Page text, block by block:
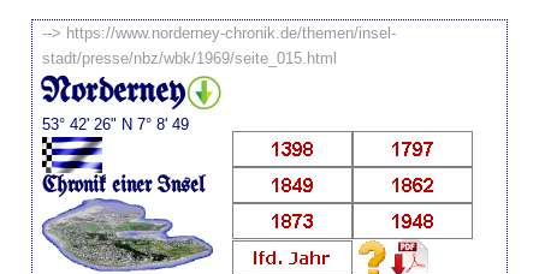
--> https://www.norderney-chronik.de/themen/insel-
stadt/presse/nbz/wbk/1969/seite_015.html
Norderney
53° 42' 26" N 7° 8' 49
Chronik einer Insel